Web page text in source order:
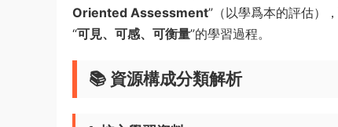
Oriented Assessment”（以學爲本的評估）
“可見、可感、可衡量”的學習過程。
📚 資源構成分類解析